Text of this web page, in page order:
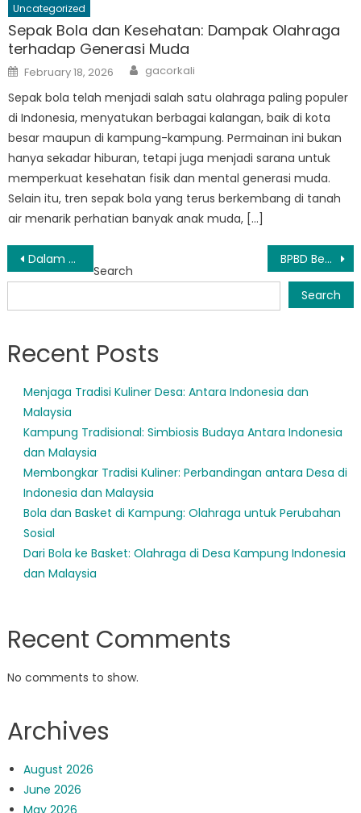
Uncategorized
Sepak Bola dan Kesehatan: Dampak Olahraga
terhadap Generasi Muda
Posted
on
February 18, 2026 Author
gacorkali
Sepak bola telah menjadi salah satu olahraga paling populer
di Indonesia, menyatukan berbagai kalangan, baik di kota
besar maupun di kampung-kampung. Permainan ini bukan
hanya sekadar hiburan, tetapi juga menjadi sarana untuk
memperkuat kesehatan fisik dan mental generasi muda.
Selain itu, tren sepak bola yang terus berkembang di tanah
air menarik perhatian banyak anak muda, […]
Post
navigation
Dalam Menjalankan Tugas: Sehari dalam Kehidupan Tim Tanggap Darurat BPBD Kabupaten Mukomuko BPBD Bengkulu Mukomuko’s Proactive Approach to Disaster Preparedness
Search
Search
Recent Posts
Menjaga Tradisi Kuliner Desa: Antara Indonesia dan
Malaysia
Kampung Tradisional: Simbiosis Budaya Antara Indonesia
dan Malaysia
Membongkar Tradisi Kuliner: Perbandingan antara Desa di
Indonesia dan Malaysia
Bola dan Basket di Kampung: Olahraga untuk Perubahan
Sosial
Dari Bola ke Basket: Olahraga di Desa Kampung Indonesia
dan Malaysia
Recent Comments
No comments to show.
Archives
August 2026
June 2026
May 2026